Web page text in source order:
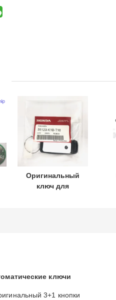
Оригинальный
ключ для
ключ
ключи
3+1 кнопки